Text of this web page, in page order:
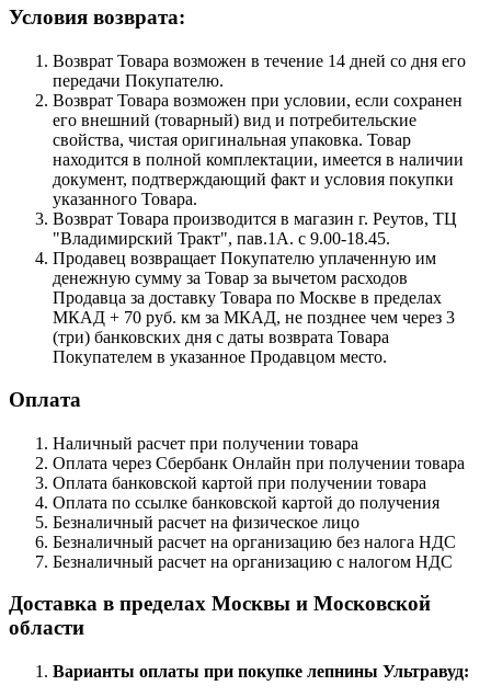
Условия возврата:
Возврат Товара возможен в течение 14 дней со дня его
передачи Покупателю.
Возврат Товара возможен при условии, если сохранен
его внешний (товарный) вид и потребительские
свойства, чистая оригинальная упаковка. Товар
находится в полной комплектации, имеется в наличии
документ, подтверждающий факт и условия покупки
указанного Товара.
Возврат Товара производится в магазин г. Реутов, ТЦ
"Владимирский Тракт", пав.1А. с 9.00-18.45.
Продавец возвращает Покупателю уплаченную им
денежную сумму за Товар за вычетом расходов
Продавца за доставку Товара по Москве в пределах
МКАД + 70 руб. км за МКАД, не позднее чем через 3
(три) банковских дня с даты возврата Товара
Покупателем в указанное Продавцом место.
Оплата
Наличный расчет при получении товара
Оплата через Сбербанк Онлайн при получении товара
Оплата банковской картой при получении товара
Оплата по ссылке банковской картой до получения
Безналичный расчет на физическое лицо
Безналичный расчет на организацию без налога НДС
Безналичный расчет на организацию с налогом НДС
Доставка в пределах Москвы и Московской
области
Варианты оплаты при покупке лепнины Ультравуд: